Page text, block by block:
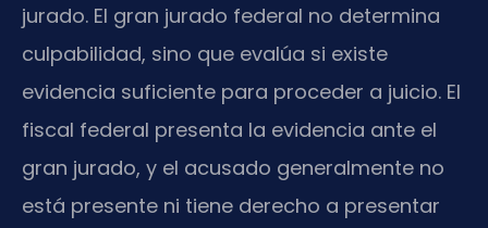
jurado. El gran jurado federal no determina
culpabilidad, sino que evalúa si existe
evidencia suficiente para proceder a juicio. El
fiscal federal presenta la evidencia ante el
gran jurado, y el acusado generalmente no
está presente ni tiene derecho a presentar